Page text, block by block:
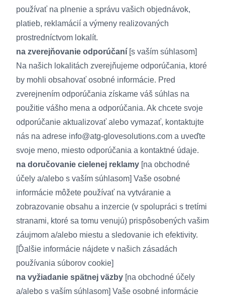
používať na plnenie a správu vašich objednávok,
platieb, reklamácií a výmeny realizovaných
prostredníctvom lokalít.
na zverejňovanie odporúčaní [s vaším súhlasom]
Na našich lokalitách zverejňujeme odporúčania, ktoré
by mohli obsahovať osobné informácie. Pred
zverejnením odporúčania získame váš súhlas na
použitie vášho mena a odporúčania. Ak chcete svoje
odporúčanie aktualizovať alebo vymazať, kontaktujte
nás na adrese info@atg-glovesolutions.com a uveďte
svoje meno, miesto odporúčania a kontaktné údaje.
na doručovanie cielenej reklamy [na obchodné
účely a/alebo s vaším súhlasom] Vaše osobné
informácie môžete používať na vytváranie a
zobrazovanie obsahu a inzercie (v spolupráci s tretími
stranami, ktoré sa tomu venujú) prispôsobených vašim
záujmom a/alebo miestu a sledovanie ich efektivity.
[Ďalšie informácie nájdete v našich zásadách
používania súborov cookie]
na vyžiadanie spätnej väzby [na obchodné účely
a/alebo s vaším súhlasom] Vaše osobné informácie